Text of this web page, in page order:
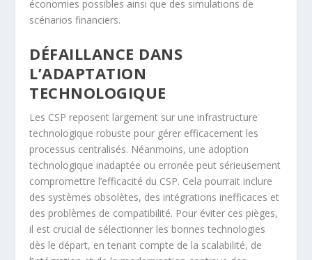
économies possibles ainsi que des simulations de
scénarios financiers.
DÉFAILLANCE DANS
L’ADAPTATION
TECHNOLOGIQUE
Les CSP reposent largement sur une infrastructure
technologique robuste pour gérer efficacement les
processus centralisés. Néanmoins, une adoption
technologique inadaptée ou erronée peut sérieusement
compromettre l’efficacité du CSP. Cela pourrait inclure
des systèmes obsolètes, des intégrations inefficaces et
des problèmes de compatibilité. Pour éviter ces pièges,
il est crucial de sélectionner les bonnes technologies
dès le départ, en tenant compte de la scalabilité, de